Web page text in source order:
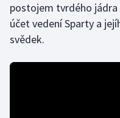
Lezení
Lyže a snowboard
postojem tvrdého jádra
účet vedení Sparty a
svědek.